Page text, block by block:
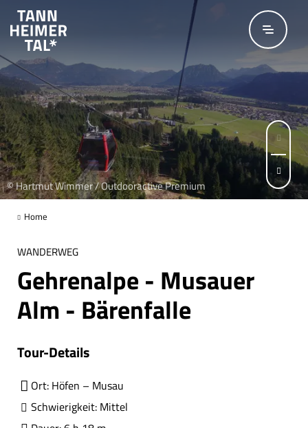
© Hartmut Wimmer / Outdooractive Premium
© Naturparkregion Reutte / Naturparkregion Reutte
© Hartmut Wimmer / Outdooractive Premium
Home
WANDERWEG
Gehrenalpe - Musauer
Alm - Bärenfalle
Tour-Details
Ort: Höfen – Musau
Schwierigkeit: Mittel